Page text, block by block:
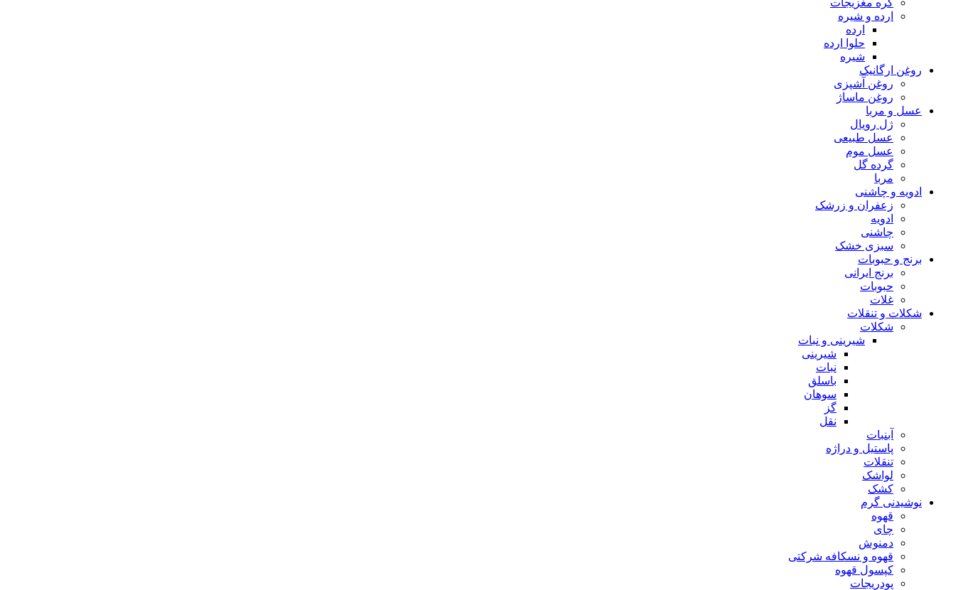
کره مغزیجات
ارده و شیره
ارده
حلوا ارده
شیره
روغن ارگانیک
روغن آشپزی
روغن ماساژ
عسل و مربا
ژل رویال
عسل طبیعی
عسل موم
گرده گل
مربا
ادویه و چاشنی
زعفران و زرشک
ادویه
چاشنی
سبزی خشک
برنج و حبوبات
برنج ایرانی
حبوبات
غلات
شکلات و تنقلات
شکلات
شیرینی و نبات
شیرینی
نبات
باسلق
سوهان
گز
نقل
آبنبات
پاستیل و دراژه
تنقلات
لواشک
کشک
نوشیدنی گرم
قهوه
چای
دمنوش
قهوه و نسکافه شرکتی
کپسول قهوه
پودریجات